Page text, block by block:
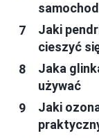
Jaki
cieszyć
Jaka
używać
Jaki